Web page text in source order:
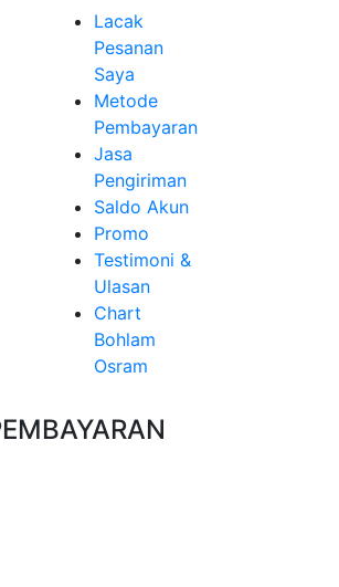
Lacak
Pesanan
Saya
Metode
Pembayaran
Jasa
Pengiriman
Saldo Akun
Promo
Testimoni &
Ulasan
Chart
Bohlam
Osram